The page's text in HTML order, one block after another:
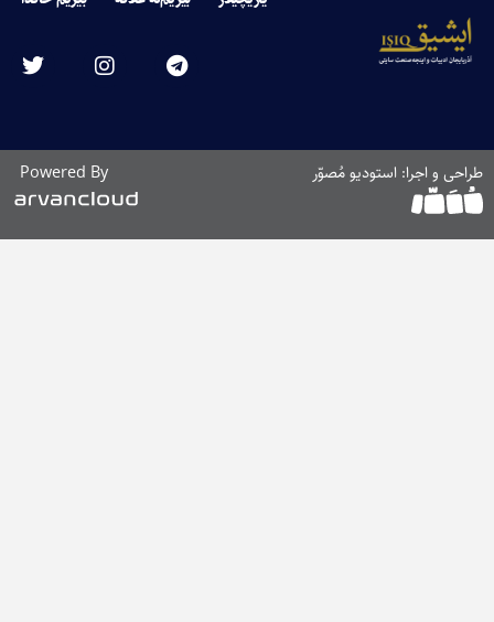
و اجرا: استودیو مُصوّر Powered By